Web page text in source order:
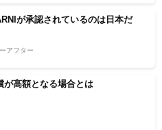
が承認されているのは日本だ
アフター
が高額となる場合とは